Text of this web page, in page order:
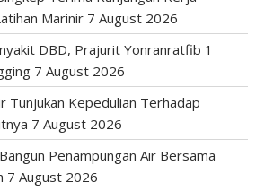
Marinir 7 August 2026
DBD, Prajurit Yonranratfib 1
7 August 2026
Tunjukan Kepedulian Terhadap
7 August 2026
Penampungan Air Bersama
7 August 2026